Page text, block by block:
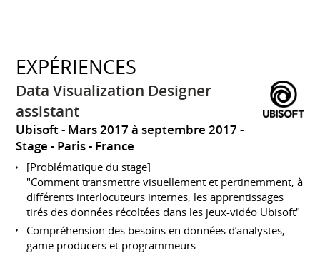
EXPÉRIENCES
Data Visualization Designer
assistant
Ubisoft
Mars 2017 à septembre 2017
Stage
Paris France
[Problématique du stage]
"Comment transmettre visuellement et pertinemment, à
différents interlocuteurs internes, les apprentissages
tirés des données récoltées dans les jeux-vidéo Ubisoft"
Compréhension des besoins en données d’analystes,
game producers et programmeurs